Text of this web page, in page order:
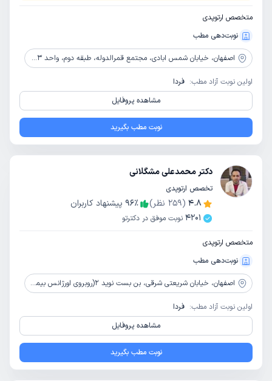
متخصص ارتوپدی
نوبت‌دهی مطب
اصفهان، خیابان شمس ابادی، مجتمع قمرالدوله، طبقه دوم، واحد 203
اولین نوبت آزاد مطب: فردا
مشاهده پروفایل
نوبت مطب بگیرید
دکتر محمدعلی مشگلانی
تخصص ارتوپدی
4.8
(
259 نظر) 96٪
پیشنهاد کاربران
4201 نوبت موفق در دکترتو
متخصص ارتوپدی
نوبت‌دهی مطب
اصفهان، خیابان شریعتی شرقی، بن بست نوید 2(روبروی اورژانس بیمارستان شریعتی)، ساختمان نوید 2، طبقه 3
اولین نوبت آزاد مطب: فردا
مشاهده پروفایل
نوبت مطب بگیرید